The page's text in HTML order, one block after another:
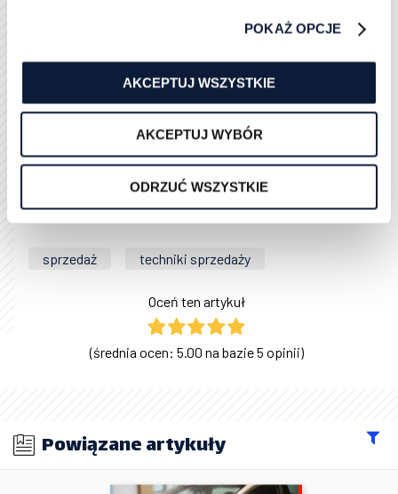
POKAŻ OPCJE
AKCEPTUJ WSZYSTKIE
AKCEPTUJ WYBÓR
ODRZUĆ WSZYSTKIE
persony marketingowe, to musisz do tych emocji
Podsumowując, dobrze określona persona
kupującego to obowiązkowy temat dla Twojego
biznesu. Jeśli zależy Ci na skutecznym promowaniu
swojej marki, to zacznij od tworzenia przykładowych
person marketingowych. Bez nich Twój marketing nie
jest gorszy od konkurencji – on po prostu nie istnieje.
sprzedaż techniki sprzedaży
Oceń ten artykuł
(średnia ocen: 5.00 na bazie 5 opinii)
Powiązane artykuły